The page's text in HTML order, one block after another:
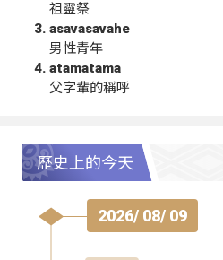
祖靈祭
asavasavahe
男性青年
atamatama
父字輩的稱呼
歷史上的今天
2026/ 08/ 09